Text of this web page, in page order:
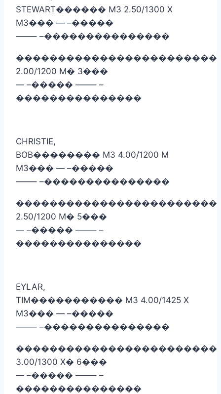
STEWART������ M3 2.50/1300 X
M3��� — –�����
——– –���������������
������������������������
2.00/1200 M� 3���
— –����� ——– –
���������������
CHRISTIE,
BOB�������� M3 4.00/1200 M
M3��� — –�����
——– –���������������
������������������������
2.50/1200 M� 5���
— –����� ——– –
���������������
EYLAR,
TIM����������� M3 4.00/1425 X
M3��� — –�����
——– –���������������
������������������������
3.00/1300 X� 6���
— –����� ——– –
���������������